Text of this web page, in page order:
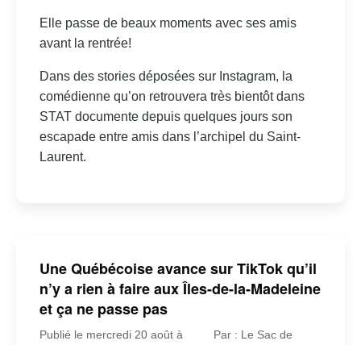
Elle passe de beaux moments avec ses amis
avant la rentrée!
Dans des stories déposées sur Instagram, la
comédienne qu’on retrouvera très bientôt dans
STAT documente depuis quelques jours son
escapade entre amis dans l’archipel du Saint-
Laurent.
Une Québécoise avance sur TikTok qu’il
n’y a rien à faire aux Îles-de-la-Madeleine
et ça ne passe pas
Publié le mercredi 20 août à
Par : Le Sac de